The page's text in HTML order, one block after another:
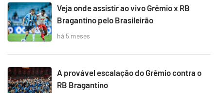
Veja onde assistir ao vivo Grêmio x RB
Bragantino pelo Brasileirão
há 5 meses
A provável escalação do Grêmio contra o
RB Bragantino